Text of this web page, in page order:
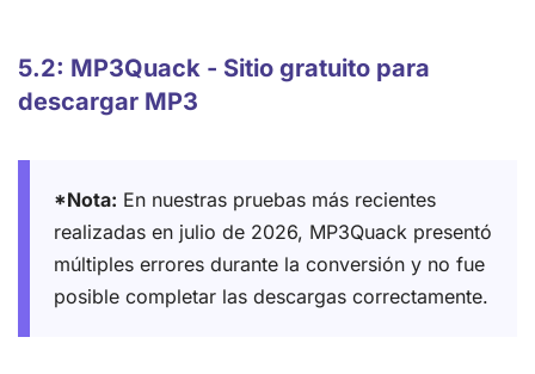
5.2: MP3Quack - Sitio gratuito para
descargar MP3
*Nota: En nuestras pruebas más recientes
realizadas en julio de 2026, MP3Quack presentó
múltiples errores durante la conversión y no fue
posible completar las descargas correctamente.